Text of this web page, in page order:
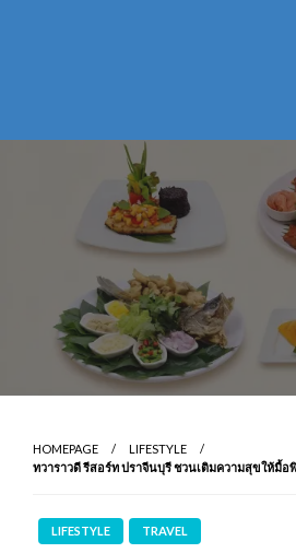
HOMEPAGE
LIFESTYLE
ทวาราวดี รีสอร์ท ปราจีนบุรี ชวนเติมความสุขให้มื้อพิ
LIFESTYLE TRAVEL